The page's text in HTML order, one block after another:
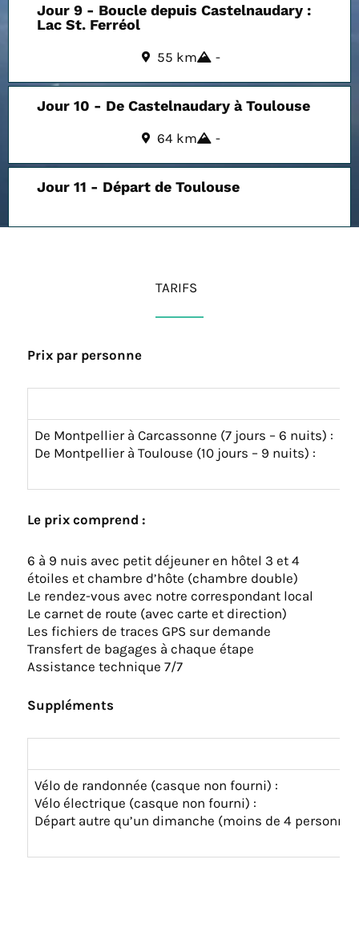
Jour 9 - Boucle depuis Castelnaudary :
Lac St. Ferréol
55 km -
Jour 10 - De Castelnaudary à Toulouse
64 km -
Jour 11 - Départ de Toulouse
TARIFS
Prix par personne
De Montpellier à Carcassonne (7 jours – 6 nuits) :
De Montpellier à Toulouse (10 jours – 9 nuits) :
Le prix comprend :
6 à 9 nuis avec petit déjeuner en hôtel 3 et 4
étoiles et chambre d’hôte (chambre double)
Le rendez-vous avec notre correspondant local
Le carnet de route (avec carte et direction)
Les fichiers de traces GPS sur demande
Transfert de bagages à chaque étape
Assistance technique 7/7
Suppléments
Vélo de randonnée (casque non fourni) :
Vélo électrique (casque non fourni) :
Départ autre qu’un dimanche (moins de 4